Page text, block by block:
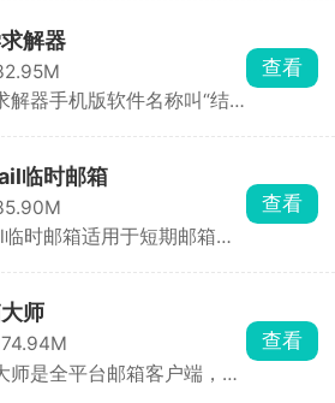
档非常方便。把“碎片化、
须第一时间响应”的协作场
。
只要身边拥有手机或者电
录账号，输入连接码与另一
远程桌面连接操作，解决各
解器
解器手机版软件名称叫“结
速建模，对结构进行计算分
常的强大，根据用户的设计
结构的几何形状和材料材
效的计算。
查看
临时邮箱
时邮箱适用于短期邮箱验
等），用户
箱名称，无需提供手机号或
即可生成临时邮箱地址。支
送邮件，包括附件，满足临
查看
师
师是全平台邮箱客户端，支
查看